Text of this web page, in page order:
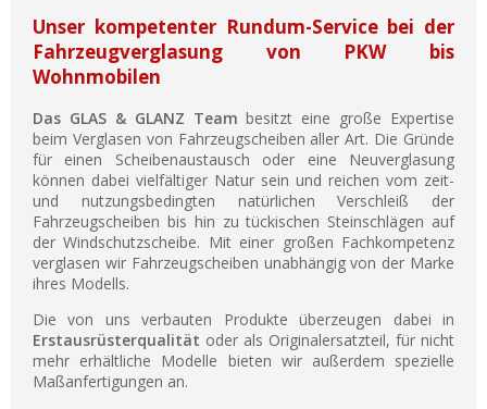
Unser kompetenter Rundum-Service bei der
Fahrzeugverglasung von PKW bis
Wohnmobilen
Das GLAS & GLANZ Team besitzt eine große Expertise
beim Verglasen von Fahrzeugscheiben aller Art. Die Gründe
für einen Scheibenaustausch oder eine Neuverglasung
können dabei vielfältiger Natur sein und reichen vom zeit-
und nutzungsbedingten natürlichen Verschleiß der
Fahrzeugscheiben bis hin zu tückischen Steinschlägen auf
der Windschutzscheibe. Mit einer großen Fachkompetenz
verglasen wir Fahrzeugscheiben unabhängig von der Marke
ihres Modells.
Die von uns verbauten Produkte überzeugen dabei in
Erstausrüsterqualität oder als Originalersatzteil, für nicht
mehr erhältliche Modelle bieten wir außerdem spezielle
Maßanfertigungen an.